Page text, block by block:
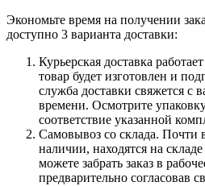
Экономьте время на получении
доступно 3 варианта доставки:
Курьерская доставка
товар будет изготовлен и
служба доставки свяжется с
времени. Осмотрите
соответствие указанной
Самовывоз со склада. Почти
наличии, находятся на
можете забрать заказ в
предварительно согласовав